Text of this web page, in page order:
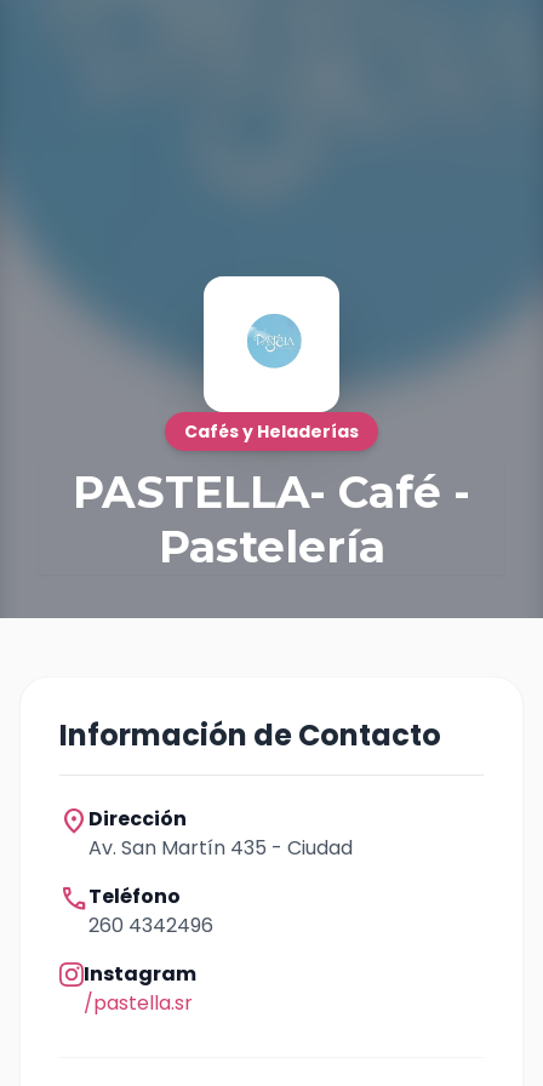
Cafés y Heladerías
PASTELLA- Café -
Pastelería
Información de Contacto
location_on Dirección
Av. San Martín 435 - Ciudad
callTeléfono
260 4342496
Instagram
/pastella.sr